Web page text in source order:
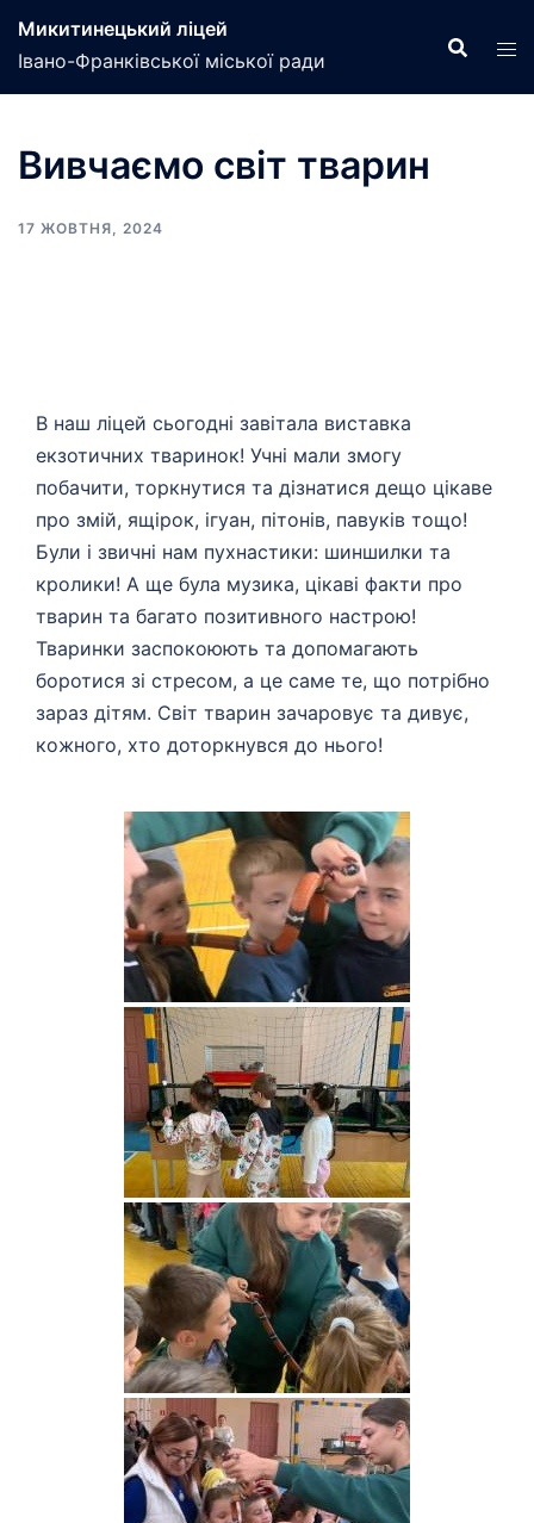
Микитинецький ліцей
Івано-Франківської міської ради
Вивчаємо світ тварин
17 ЖОВТНЯ, 2024
В наш ліцей сьогодні завітала виставка
екзотичних тваринок! Учні мали змогу
побачити, торкнутися та дізнатися дещо цікаве
про змій, ящірок, ігуан, пітонів, павуків тощо!
Були і звичні нам пухнастики: шиншилки та
кролики! А ще була музика, цікаві факти про
тварин та багато позитивного настрою!
Тваринки заспокоюють та допомагають
боротися зі стресом, а це саме те, що потрібно
зараз дітям. Світ тварин зачаровує та дивує,
кожного, хто доторкнувся до нього!